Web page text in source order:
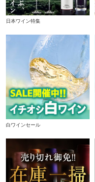
日本ワイン特集
白ワインセール